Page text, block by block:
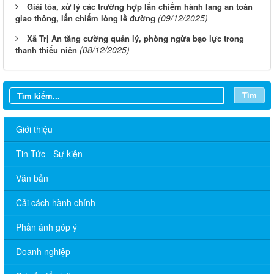
Giải tỏa, xử lý các trường hợp lấn chiếm hành lang an toàn
giao thông, lấn chiếm lòng lề đường (09/12/2025)
Xã Trị An tăng cường quản lý, phòng ngừa bạo lực trong
thanh thiếu niên (08/12/2025)
Tìm
Giới thiệu
Tin Tức - Sự kiện
Văn bản
Cải cách hành chính
Phản ánh góp ý
Doanh nghiệp
Quyết định về việc chấp thuận cho chuyển mục đích sử dụng